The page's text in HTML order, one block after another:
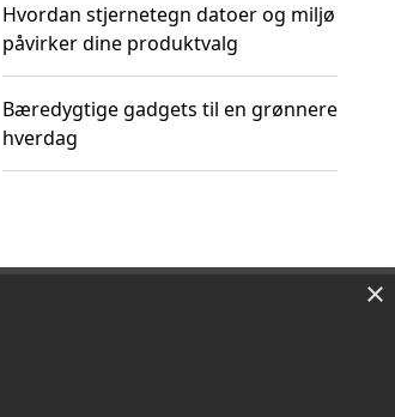
Hvordan stjernetegn datoer og miljø
påvirker dine produktvalg
Bæredygtige gadgets til en grønnere
hverdag
×